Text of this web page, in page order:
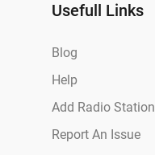
Usefull Links
Blog
Help
Add Radio Station
Report An Issue